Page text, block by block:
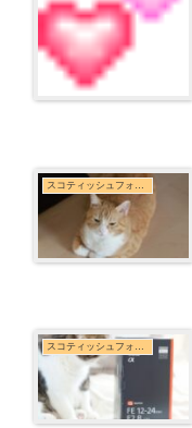
スコティッシュフォールド